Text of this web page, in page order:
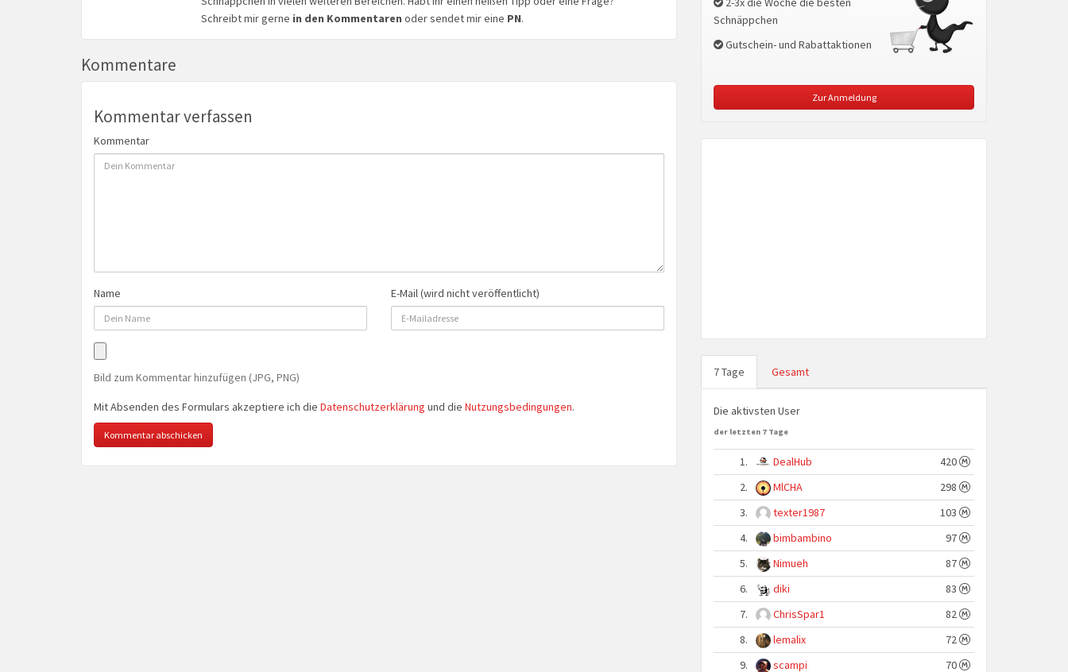
Schreibt mir gerne in den Kommentaren oder sendet mir eine PN.
Kommentare
Kommentar verfassen
Kommentar
Name E-Mail (wird nicht veröffentlicht)
Bild zum Kommentar hinzufügen (JPG, PNG)
Mit Absenden des Formulars akzeptiere ich die Datenschutzerklärung und die Nutzungsbedingungen.
Schnäppchen
Gutschein- und Rabattaktionen
Zur Anmeldung
7 Tage Gesamt
Die aktivsten User
der letzten 7 Tage
1. DealHub
420
2.
MlCHA
298
3.
texter1987
103
4.
bimbambino
97
5.
Nimueh
87
6.
diki
83
7.
ChrisSpar1
82
8.
lemalix
72
9.
scampi 70